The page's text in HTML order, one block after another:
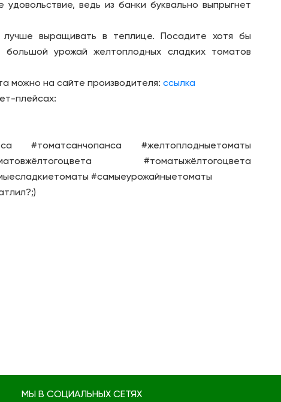
ведь из банки буквально выпрыгнет
лучше выращивать в теплице. Посадите хотя бы
урожай желтоплодных сладких томатов
можно на сайте производителя: ссылка
плейсах:
#томатсанчопанса #желтоплодныетоматы
#томатыжёлтогоцвета
#самыеурожайныетоматы
МЫ В СОЦИАЛЬНЫХ СЕТЯХ